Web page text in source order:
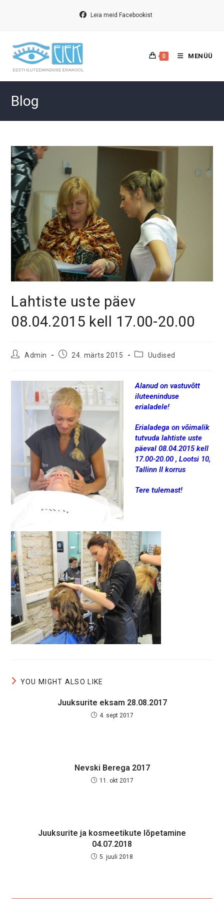
Leia meid Facebookist
0 MENÜÜ
Blog
Lahtiste uste päev
08.04.2015 kell 17.00-20.00
PostAdmin
Post24. märts 2015
PostUudised
Alanud on vastuvõtt
iluteeninduse
erialadele!
Erialadega on võimalik
tutvuda lahtiste uste
päeval 08.04.2015 kell
17.00-20.00 , Lootsi 10,
Tallinn II korrus
Tere tulemast!
YOU MIGHT ALSO LIKE
Juuksurite eksam 28.08.2017
4. sept 2017
Nevski Berega 2017
11. okt 2017
Juuksurite ja kosmeetikute lõpetamine
04.07.2018
5. juuli 2018